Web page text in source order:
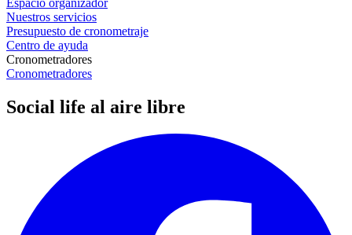
Espacio organizador
Nuestros servicios
Presupuesto de cronometraje
Centro de ayuda
Cronometradores
Cronometradores
Social life al aire libre